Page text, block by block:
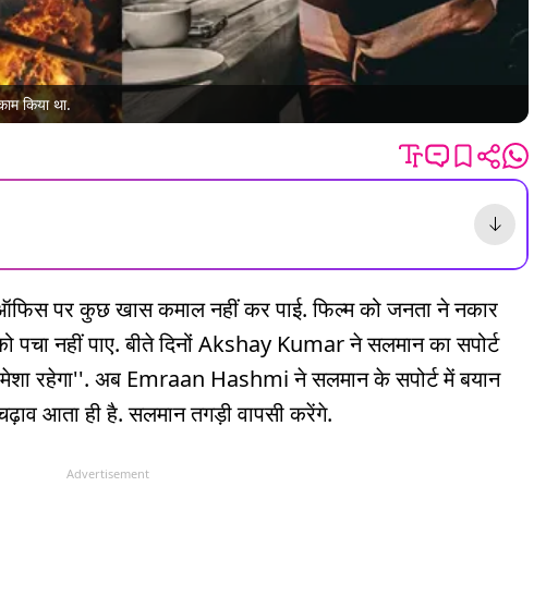
किया था.
पर कुछ खास कमाल नहीं कर पाई. फिल्म को जनता ने नकार
नहीं पाए. बीते दिनों Akshay Kumar ने सलमान का सपोर्ट
रहेगा''. अब Emraan Hashmi ने सलमान के सपोर्ट में बयान
आता ही है. सलमान तगड़ी वापसी करेंगे.
Advertisement